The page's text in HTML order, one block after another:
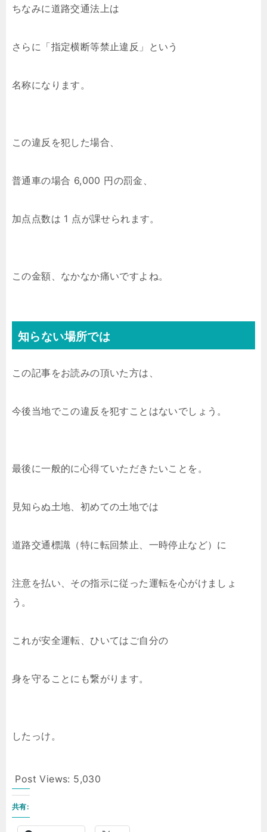
ちなみに道路交通法上は
さらに「指定横断等禁止違反」という
名称になります。
この違反を犯した場合、
普通車の場合 6,000 円の罰金、
加点点数は 1 点が課せられます。
この金額、なかなか痛いですよね。
知らない場所では
この記事をお読みの頂いた方は、
今後当地でこの違反を犯すことはないでしょう。
最後に一般的に心得ていただきたいことを。
見知らぬ土地、初めての土地では
道路交通標識（特に転回禁止、一時停止など）に
注意を払い、その指示に従った運転を心がけましょ
う。
これが安全運転、ひいてはご自分の
身を守ることにも繋がります。
したっけ。
Post Views: 5,030
共有: